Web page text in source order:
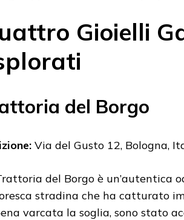
Gioielli
del Borgo
Via del Gusto 12, Bologna,
del Borgo è un’autentica
stradina che ha catturato
varcata la soglia, sono stato